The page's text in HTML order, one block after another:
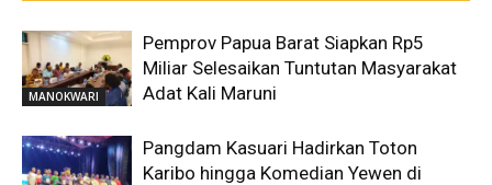
MANOKWARI
Pemprov Papua Barat Siapkan Rp5
Miliar Selesaikan Tuntutan Masyarakat
Adat Kali Maruni
Pangdam Kasuari Hadirkan Toton
Karibo hingga Komedian Yewen di